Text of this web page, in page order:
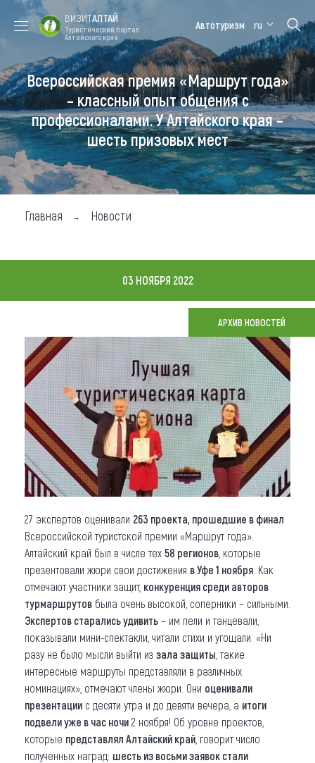
Форум VISIT
ALTAI
Цветение
маральника
Медицинский
форум
Алтайская
зимовка
Туры
Где побывать
Чем заняться
Где остановиться
Что привезти (сувениры)
О регионе
Коллекция впечатлений
Другие рубрики
ВИЗИТАЛТАЙ
Туристический портал
Алтайского края
Автотуризм ru
Всероссийская премия «Маршрут года»
– классный опыт общения с
профессионалами. У Алтайского края –
шесть призовых мест
Главная Новости
03 НОЯБРЯ 2022
АРХИВ НОВОСТЕЙ
27 экспертов оценивали 263 проекта, прошедшие в финал
Всероссийской туристской премии «Маршрут года».
Алтайский край был в числе тех 58 регионов , которые
презентовали жюри свои достижения в Уфе 1 ноября . Как
отмечают участники защит, конкуренция среди авторов
турмаршрутов была очень высокой, соперники – сильными.
Экспертов старались удивить – им пели и танцевали,
показывали мини-спектакли, читали стихи и угощали. «Ни
разу не было мысли выйти из зала защиты , такие
интересные маршруты представляли в различных
номинациях», отмечают члены жюри. Они оценивали
презентации с десяти утра и до девяти вечера, а итоги
подвели уже в час ночи 2 ноября! Об уровне проектов,
которые представлял Алтайский край , говорит число
полученных наград: шесть из восьми заявок стали